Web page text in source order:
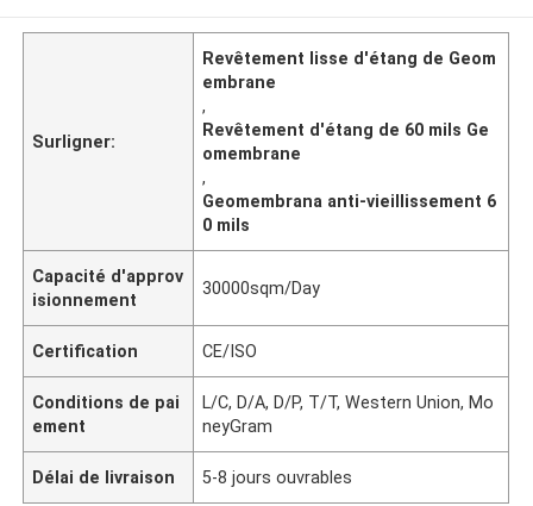
Surligner:
Revêtement lisse d'étang de Geom
embrane
,
Revêtement d'étang de 60 mils Ge
omembrane
,
Geomembrana anti-vieillissement 6
0 mils
Capacité d'approv
isionnement
30000sqm/Day
Certification CE/ISO
Conditions de pai
ement
L/C, D/A, D/P, T/T, Western Union, Mo
neyGram
Délai de livraison 5-8 jours ouvrables